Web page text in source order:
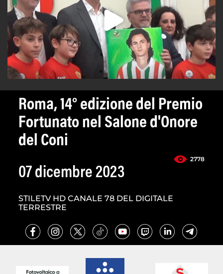
Roma, 14° edizione del Premio
Fortunato nel Salone d'Onore
del Coni
2778
07 dicembre 2023
STILETV HD CANALE 78 DEL DIGITALE
TERRESTRE